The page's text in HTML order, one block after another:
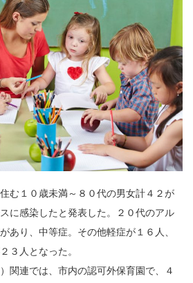
む１０歳未満～８０代の男女計４２が
に感染したと発表した。２０代のアル
あり、中等症。その他軽症が１６人、
３人となった。
関連では、市内の認可外保育園で、４